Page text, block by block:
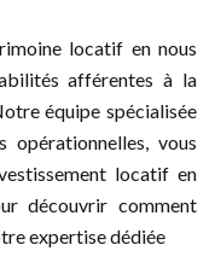
locatif en nous
afférentes à la
équipe spécialisée
opérationnelles, vous
locatif en
découvrir comment
expertise dédiée